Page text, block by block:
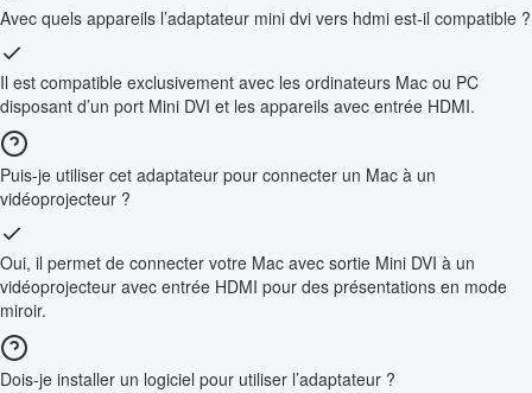
Avec quels appareils l’adaptateur mini dvi vers hdmi est-il compatible ?
Il est compatible exclusivement avec les ordinateurs Mac ou PC
disposant d’un port Mini DVI et les appareils avec entrée HDMI.
Puis-je utiliser cet adaptateur pour connecter un Mac à un
vidéoprojecteur ?
Oui, il permet de connecter votre Mac avec sortie Mini DVI à un
vidéoprojecteur avec entrée HDMI pour des présentations en mode
miroir.
Dois-je installer un logiciel pour utiliser l’adaptateur ?